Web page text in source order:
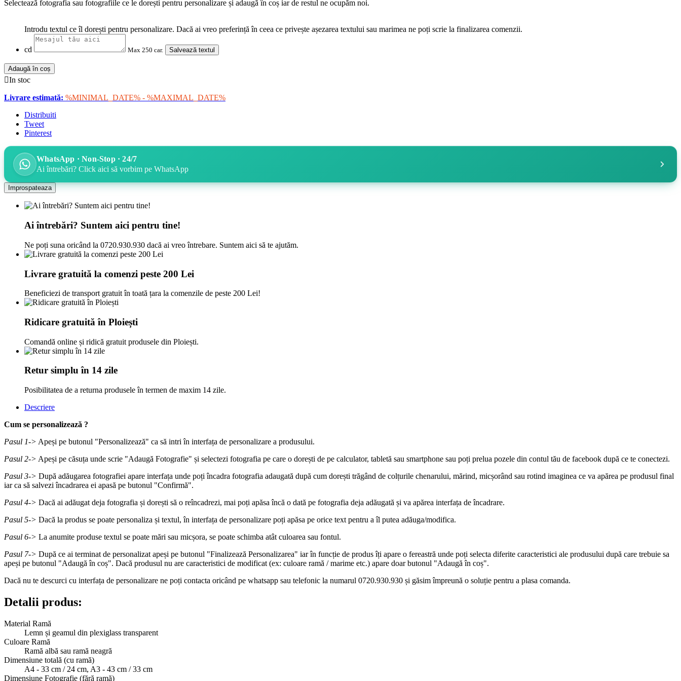
Selectează fotografia sau fotografiile ce le dorești pentru personalizare și adaugă în coș iar de restul ne ocupăm noi.
Introdu textul ce îl dorești pentru personalizare. Dacă ai vreo preferință în ceea ce privește așezarea textului sau marimea ne poți scrie la finalizarea comenzii.
cd Max 250 car. Salvează textul
Adaugă în coș
In stoc
Livrare estimată: %MINIMAL_DATE% - %MAXIMAL_DATE%
Distribuiti
Tweet
Pinterest
WhatsApp · Non-Stop · 24/7
Ai întrebări? Click aici să vorbim pe WhatsApp
Ai întrebări? Suntem aici pentru tine!
Ne poți suna oricând la 0720.930.930 dacă ai vreo întrebare. Suntem aici să te ajutăm.
Livrare gratuită la comenzi peste 200 Lei
Beneficiezi de transport gratuit în toată țara la comenzile de peste 200 Lei!
Ridicare gratuită în Ploiești
Comandă online și ridică gratuit produsele din Ploiești.
Retur simplu în 14 zile
Posibilitatea de a returna produsele în termen de maxim 14 zile.
Descriere
Cum se personalizează ?
Pasul 1-> Apeși pe butonul "Personalizează" ca să intri în interfața de personalizare a produsului.
Pasul 2-> Apeși pe căsuța unde scrie "Adaugă Fotografie" și selectezi fotografia pe care o dorești de pe calculator, tabletă sau smartphone sau poți prelua pozele din contul tău de facebook după ce te conectezi.
Pasul 3-> După adăugarea fotografiei apare interfața unde poți încadra fotografia adaugată după cum dorești trăgând de colțurile chenarului, mărind, micșorând sau rotind imaginea ce va apărea pe produsul final
iar ca să salvezi încadrarea ei apasă pe butonul "Confirmă".
Pasul 4-> Dacă ai adăugat deja fotografia și dorești să o reîncadrezi, mai poți apăsa încă o dată pe fotografia deja adăugată și va apărea interfața de încadrare.
Pasul 5-> Dacă la produs se poate personaliza și textul, în interfața de personalizare poți apăsa pe orice text pentru a îl putea adăuga/modifica.
Pasul 6-> La anumite produse textul se poate mări sau micșora, se poate schimba atât culoarea sau fontul.
Pasul 7-> După ce ai terminat de personalizat apeși pe butonul "Finalizează Personalizarea" iar în funcție de produs îți apare o fereastră unde poți selecta diferite caracteristici ale produsului după care trebuie sa
apeși pe butonul "Adaugă în coș". Dacă produsul nu are caracteristici de modificat (ex: culoare ramă / marime etc.) apare doar butonul "Adaugă în coș".
Dacă nu te descurci cu interfața de personalizare ne poți contacta oricând pe whatsapp sau telefonic la numarul 0720.930.930 și găsim împreună o soluție pentru a plasa comanda.
Detalii produs:
Material Ramă
Lemn și geamul din plexiglass transparent
Culoare Ramă
Ramă albă sau ramă neagră
Dimensiune totală (cu ramă)
A4 - 33 cm / 24 cm, A3 - 43 cm / 33 cm
Dimensiune Fotografie (fără ramă)